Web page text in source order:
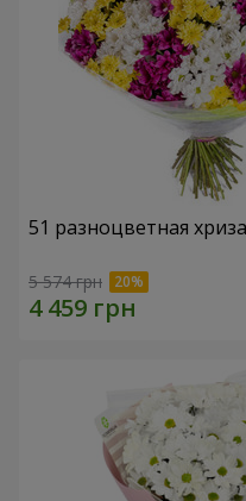
51 разноцветная
5 574 грн